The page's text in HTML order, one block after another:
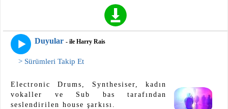
Duyular - ile Harry Rais
> Sürümleri Takip Et
Electronic Drums, Synthesiser, kadın
vokaller ve Sub bas tarafından
seslendirilen house şarkısı.